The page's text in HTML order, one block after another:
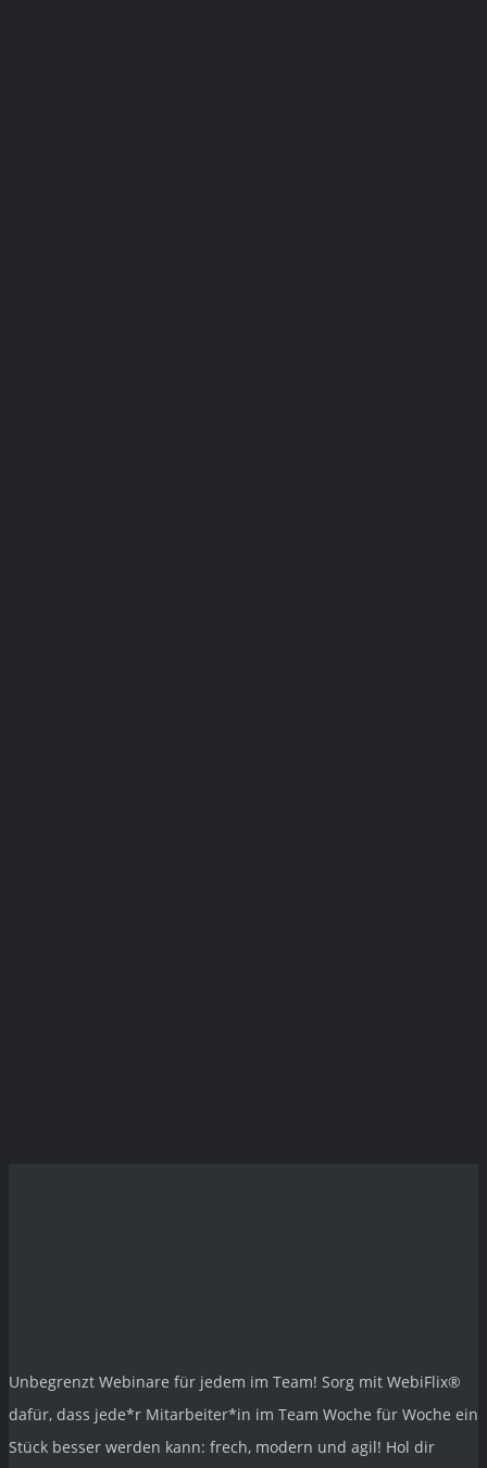
Unbegrenzt Webinare für jedem im Team! Sorg mit WebiFlix®
dafür, dass jede*r Mitarbeiter*in im Team Woche für Woche ein
Stück besser werden kann: frech, modern und agil! Hol dir